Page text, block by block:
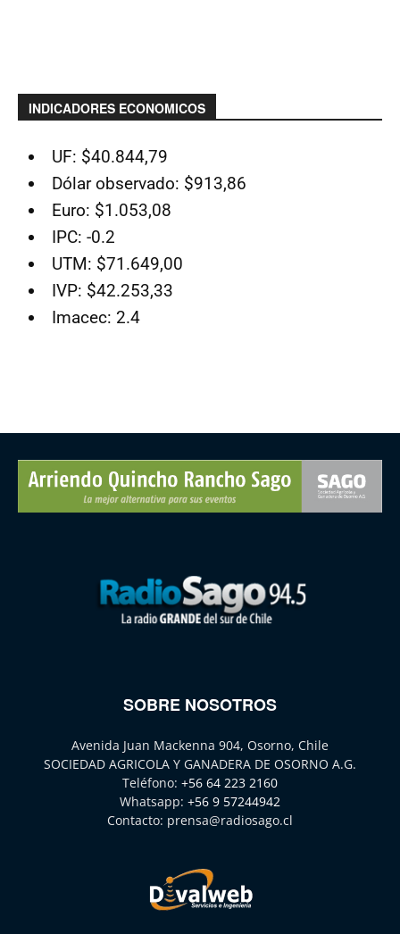
INDICADORES ECONOMICOS
UF: $40.844,79
Dólar observado: $913,86
Euro: $1.053,08
IPC: -0.2
UTM: $71.649,00
IVP: $42.253,33
Imacec: 2.4
SOBRE NOSOTROS
Avenida Juan Mackenna 904, Osorno, Chile
SOCIEDAD AGRICOLA Y GANADERA DE OSORNO A.G.
Teléfono: +56 64 223 2160
Whatsapp: +56 9 57244942
Contacto: prensa@radiosago.cl